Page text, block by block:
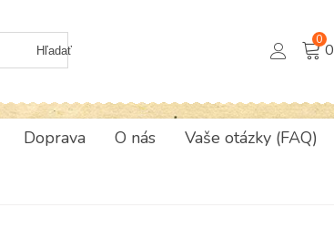
Hľadať
0
Doprava O nás Vaše otázky (FAQ)